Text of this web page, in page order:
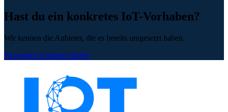
Hast du ein konkretes IoT-Vorhaben?
Wir kennen die Anbieter, die es bereits umgesetzt haben.
Passenden Anbieter finden